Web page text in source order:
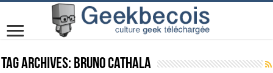
Tag Archives: bruno cathala